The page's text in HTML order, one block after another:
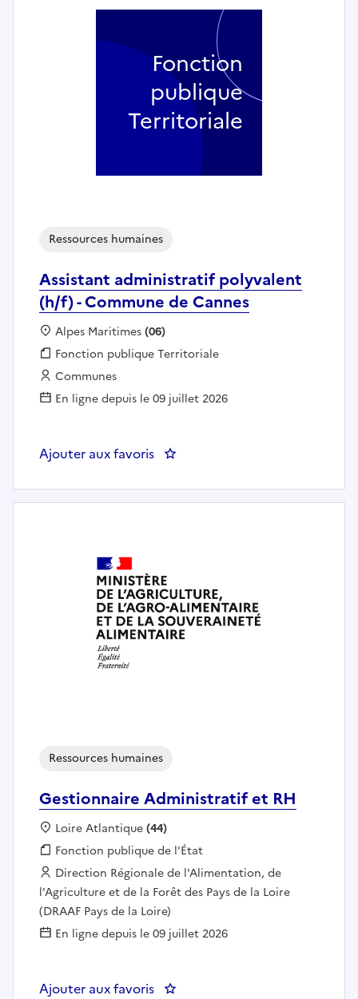
Assistant administratif polyvalent
(h/f) - Commune de Cannes
Ressources humaines
Localisation :
Alpes Maritimes(06)
Fonction publique :
Fonction publique Territoriale
Employeur :
Communes
En ligne depuis le 09 juillet 2026
Ajouter aux favoris : Assistant administratif
Fonction
publique
Territoriale
Gestionnaire Administratif et RH
Ressources humaines
Localisation :
Loire Atlantique(44)
Fonction publique :
Fonction publique de l'État
Employeur :
Direction Régionale de l'Alimentation, de
l'Agriculture et de la Forêt des Pays de la Loire
(DRAAF Pays de la Loire)
En ligne depuis le 09 juillet 2026
Ajouter aux favoris : Gestionnaire Administratif et